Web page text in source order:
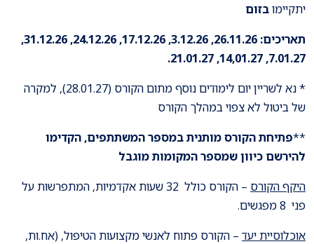
יתקיימובזום
תאריכים: 26.11.26, 3.12.26, 17.12.26, 24.12.26, 31.12.26,
7.01.27, 14,01.27, 21.01.27.
* נא לשריין יום לימודים נוסף מתום הקורס (28.01.27), למקרה
של ביטול לא צפוי במהלך הקורס
**פתיחת הקורס מותנית במספר המשתתפים, הקדימו
להירשם כיוון שמספר המקומות מוגבל
היקף הקורס
– הקורס כולל 32 שעות אקדמיות, המתפרשות על
פני 8 מפגשים.
אוכלוסיית יעד – הקורס פתוח לאנשי מקצועות הטיפול, (אח.ות,